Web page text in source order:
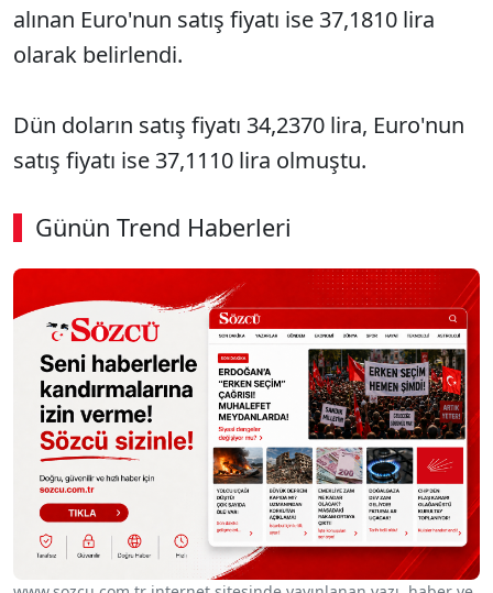
alınan Euro'nun satış fiyatı ise 37,1810 lira
olarak belirlendi.
Dün doların satış fiyatı 34,2370 lira, Euro'nun
satış fiyatı ise 37,1110 lira olmuştu.
Günün Trend Haberleri